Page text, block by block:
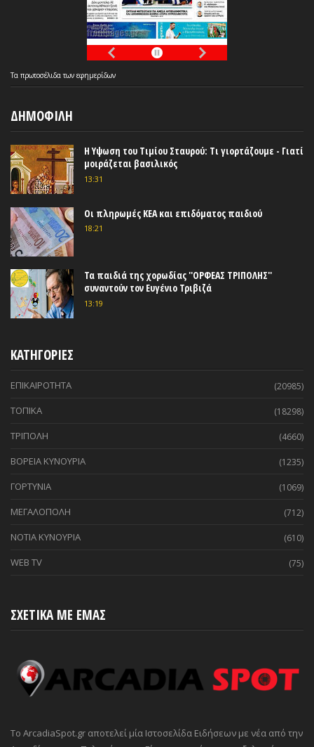
Τα πρωτοσέλιδατων εφημερίδων
ΔΗΜΟΦΙΛΗ
Η Υψωση του Τιμίου Σταυρού: Τι γιορτάζουμε - Γιατί
μοιράζεται βασιλικός
13:31
Οι πληρωμές ΚΕΑ και επιδόματος παιδιού
18:21
Τα παιδιά της χορωδίας ''ΟΡΦΕΑΣ ΤΡΙΠΟΛΗΣ''
συναντούν τον Ευγένιο Τριβιζά
13:19
ΚΑΤΗΓΟΡΙΕΣ
ΕΠΙΚΑΙΡΟΤΗΤΑ (20985)
ΤΟΠΙΚΑ (18298)
ΤΡΙΠΟΛΗ (4660)
ΒΟΡΕΙΑ ΚΥΝΟΥΡΙΑ (1235)
ΓΟΡΤΥΝΙΑ (1069)
ΜΕΓΑΛΟΠΟΛΗ (712)
ΝΟΤΙΑ ΚΥΝΟΥΡΙΑ (610)
WEB TV (75)
ΣΧΕΤΙΚΑ ΜΕ ΕΜΑΣ
Το ArcadiaSpot.gr αποτελεί μία Ιστοσελίδα Ειδήσεων με νέα από την